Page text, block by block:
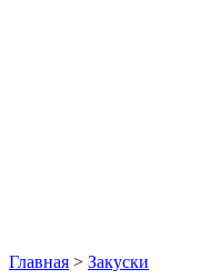
Главная > Закуски